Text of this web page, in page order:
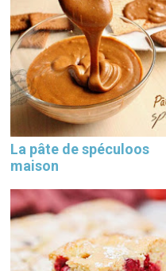
La pâte de spéculoos
maison
×